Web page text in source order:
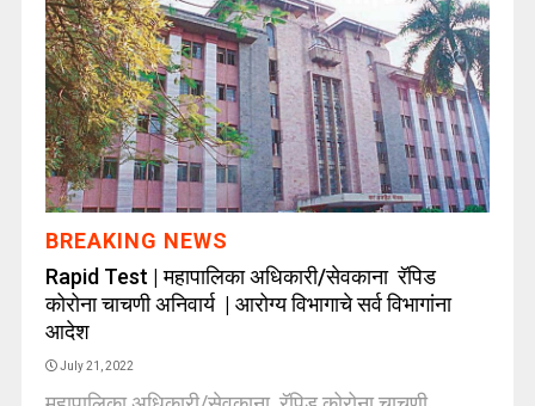
BREAKING NEWS
Rapid Test | महापालिका अधिकारी/सेवकाना रॅपिड
कोरोना चाचणी अनिवार्य | आरोग्य विभागाचे सर्व विभागांना
आदेश
July 21, 2022